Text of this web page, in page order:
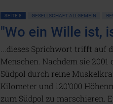
SEITE 8 GESELLSCHAFT ALLGEMEIN
"Wo ein Wille ist,
...dieses Sprichwort trifft auf
Menschen. Nachdem sie
Südpol durch reine
Kilometer und 120’000
zum Südpol zu marschieren.